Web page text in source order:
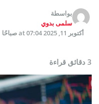
بواسطة
سلمى بدوي
أكتوبر 11, 2025 at 07:04 صباحًا
3 دقائق قراءة